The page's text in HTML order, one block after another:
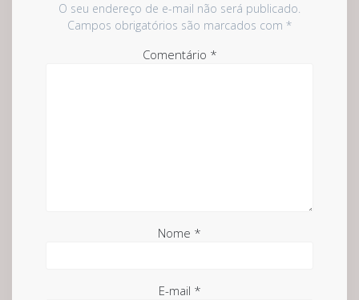
O seu endereço de e-mail não será publicado.
Campos obrigatórios são marcados com *
Comentário *
Nome *
E-mail *